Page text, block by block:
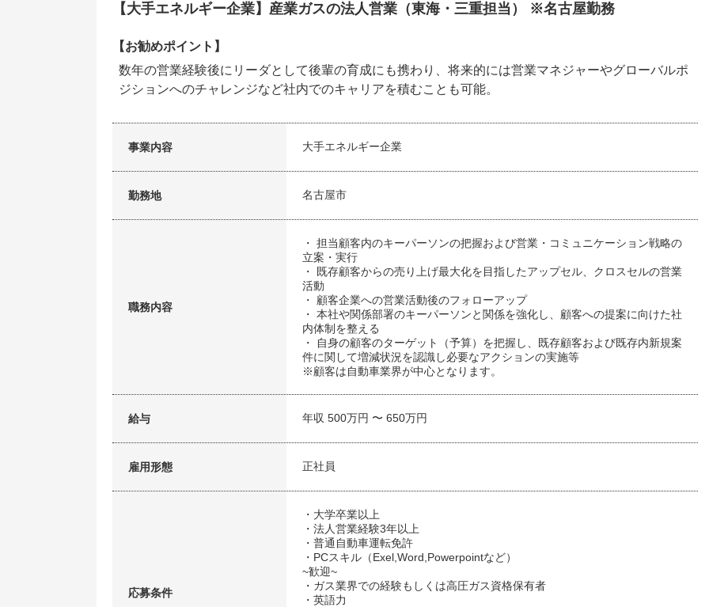
【大手エネルギー企業】産業ガスの法人営業（東海・三重担当） ※名古屋勤務
【お勧めポイント】
数年の営業経験後にリーダとして後輩の育成にも携わり、将来的には営業マネジャーやグローバルポ
ジションへのチャレンジなど社内でのキャリアを積むことも可能。
事業内容 大手エネルギー企業
勤務地 名古屋市
職務内容
・ 担当顧客内のキーパーソンの把握および営業・コミュニケーション戦略の
立案・実行
・ 既存顧客からの売り上げ最大化を目指したアップセル、クロスセルの営業
活動
・ 顧客企業への営業活動後のフォローアップ
・ 本社や関係部署のキーパーソンと関係を強化し、顧客への提案に向けた社
内体制を整える
・ 自身の顧客のターゲット（予算）を把握し、既存顧客および既存内新規案
件に関して増減状況を認識し必要なアクションの実施等
※顧客は自動車業界が中心となります。
給与 年収 500万円 〜 650万円
雇用形態 正社員
応募条件
・大学卒業以上
・法人営業経験3年以上
・普通自動車運転免許
・PCスキル（Exel,Word,Powerpointなど）
~歓迎~
・ガス業界での経験もしくは高圧ガス資格保有者
・英語力